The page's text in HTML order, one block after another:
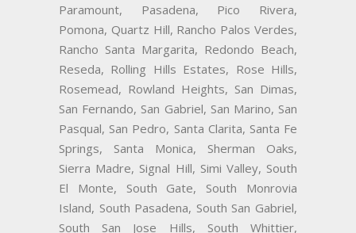
Paramount, Pasadena, Pico Rivera,
Pomona, Quartz Hill, Rancho Palos Verdes,
Rancho Santa Margarita, Redondo Beach,
Reseda, Rolling Hills Estates, Rose Hills,
Rosemead, Rowland Heights, San Dimas,
San Fernando, San Gabriel, San Marino, San
Pasqual, San Pedro, Santa Clarita, Santa Fe
Springs, Santa Monica, Sherman Oaks,
Sierra Madre, Signal Hill, Simi Valley, South
El Monte, South Gate, South Monrovia
Island, South Pasadena, South San Gabriel,
South San Jose Hills, South Whittier,